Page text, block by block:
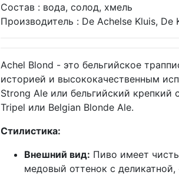
Состав : вода, солод, хмель
Производитель : De Achelse Kluis, De
Achel Blond - это бельгийское
историей и высококачественным
Strong Ale или бельгийский крепкий
Tripel или Belgian Blonde Ale.
Стилистика:
Внешний вид: Пиво имеет
медовый оттенок с